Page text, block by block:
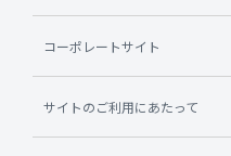
コーポレートサイト
サイトのご利用にあたって